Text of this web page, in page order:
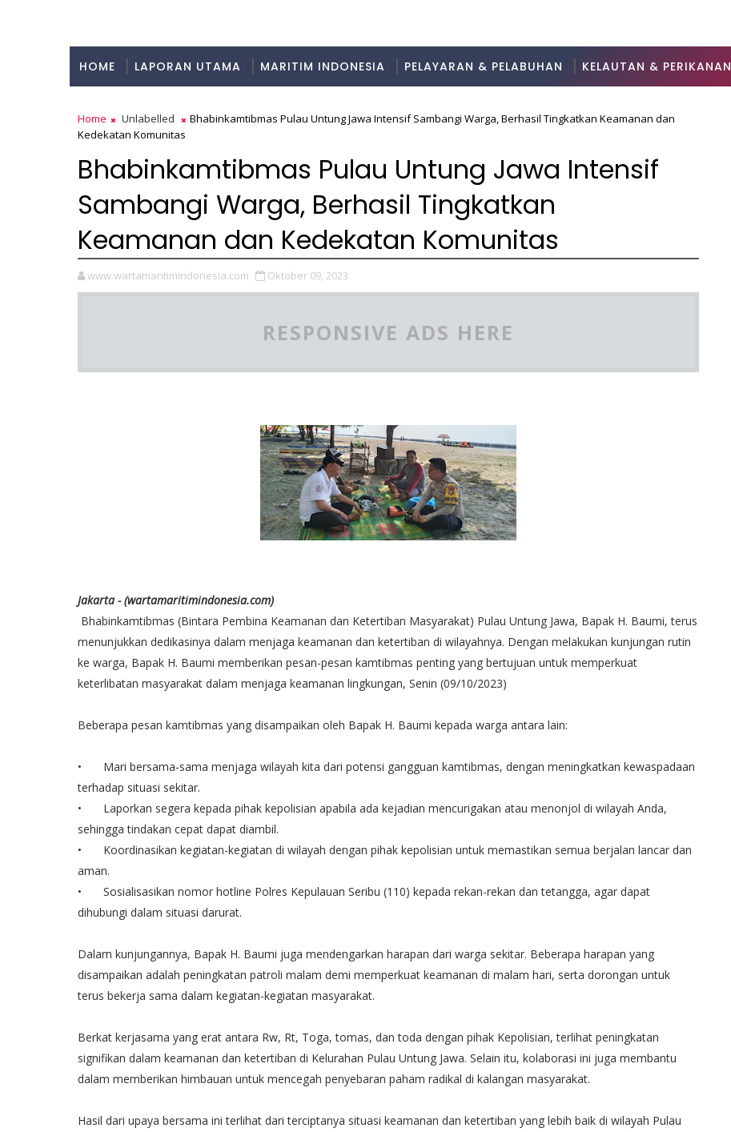
HOME LAPORAN UTAMA MARITIM INDONESIA PELAYARAN & PELABUHAN KELAUTAN & PERIKANAN
Home Unlabelled
Bhabinkamtibmas Pulau Untung Jawa Intensif Sambangi Warga, Berhasil Tingkatkan Keamanan dan
Kedekatan Komunitas
Bhabinkamtibmas Pulau Untung Jawa Intensif
Sambangi Warga, Berhasil Tingkatkan
Keamanan dan Kedekatan Komunitas
www.wartamaritimindonesia.com Oktober 09, 2023
RESPONSIVE ADS HERE
Jakarta - (wartamaritimindonesia.com)
Bhabinkamtibmas (Bintara Pembina Keamanan dan Ketertiban Masyarakat) Pulau Untung Jawa, Bapak H. Baumi, terus
menunjukkan dedikasinya dalam menjaga keamanan dan ketertiban di wilayahnya. Dengan melakukan kunjungan rutin
ke warga, Bapak H. Baumi memberikan pesan-pesan kamtibmas penting yang bertujuan untuk memperkuat
keterlibatan masyarakat dalam menjaga keamanan lingkungan, Senin (09/10/2023)
Beberapa pesan kamtibmas yang disampaikan oleh Bapak H. Baumi kepada warga antara lain:
•
Mari bersama-sama menjaga wilayah kita dari potensi gangguan kamtibmas, dengan meningkatkan kewaspadaan
terhadap situasi sekitar.
•
Laporkan segera kepada pihak kepolisian apabila ada kejadian mencurigakan atau menonjol di wilayah Anda,
sehingga tindakan cepat dapat diambil.
•
Koordinasikan kegiatan-kegiatan di wilayah dengan pihak kepolisian untuk memastikan semua berjalan lancar dan
aman.
•
Sosialisasikan nomor hotline Polres Kepulauan Seribu (110) kepada rekan-rekan dan tetangga, agar dapat
dihubungi dalam situasi darurat.
Dalam kunjungannya, Bapak H. Baumi juga mendengarkan harapan dari warga sekitar. Beberapa harapan yang
disampaikan adalah peningkatan patroli malam demi memperkuat keamanan di malam hari, serta dorongan untuk
terus bekerja sama dalam kegiatan-kegiatan masyarakat.
Berkat kerjasama yang erat antara Rw, Rt, Toga, tomas, dan toda dengan pihak Kepolisian, terlihat peningkatan
signifikan dalam keamanan dan ketertiban di Kelurahan Pulau Untung Jawa. Selain itu, kolaborasi ini juga membantu
dalam memberikan himbauan untuk mencegah penyebaran paham radikal di kalangan masyarakat.
Hasil dari upaya bersama ini terlihat dari terciptanya situasi keamanan dan ketertiban yang lebih baik di wilayah Pulau